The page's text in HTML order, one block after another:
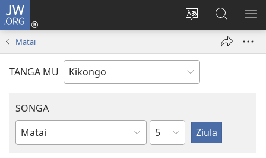
JW.ORG
Soba
nding'a
Kota
(opens
Vavulula
muna
JW.ORG
Matai
TANGA MU
SONGA
Bible
Kapu